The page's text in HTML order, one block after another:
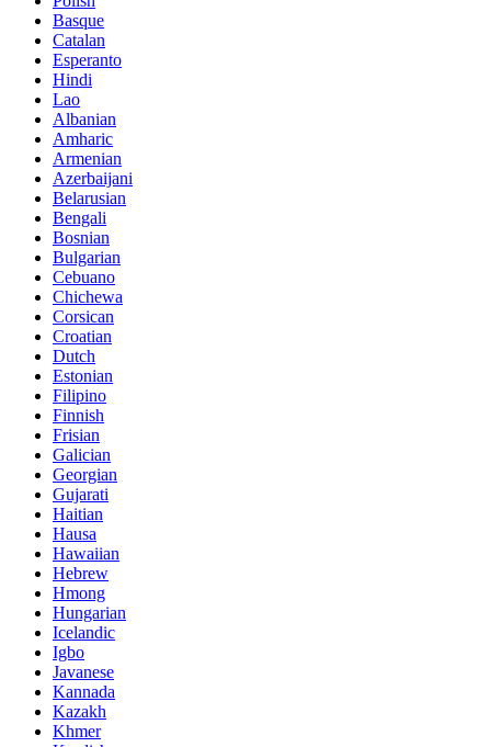
Basque
Catalan
Esperanto
Hindi
Lao
Albanian
Amharic
Armenian
Azerbaijani
Belarusian
Bengali
Bosnian
Bulgarian
Cebuano
Chichewa
Corsican
Croatian
Dutch
Estonian
Filipino
Finnish
Frisian
Galician
Georgian
Gujarati
Haitian
Hausa
Hawaiian
Hebrew
Hmong
Hungarian
Icelandic
Igbo
Javanese
Kannada
Kazakh
Khmer